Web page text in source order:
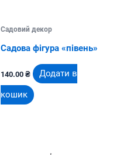
Садовий декор
Садова фігура «півень»
140.00 ₴
Додати в
кошик